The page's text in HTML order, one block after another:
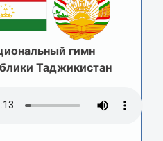
гимн
Таджикистан